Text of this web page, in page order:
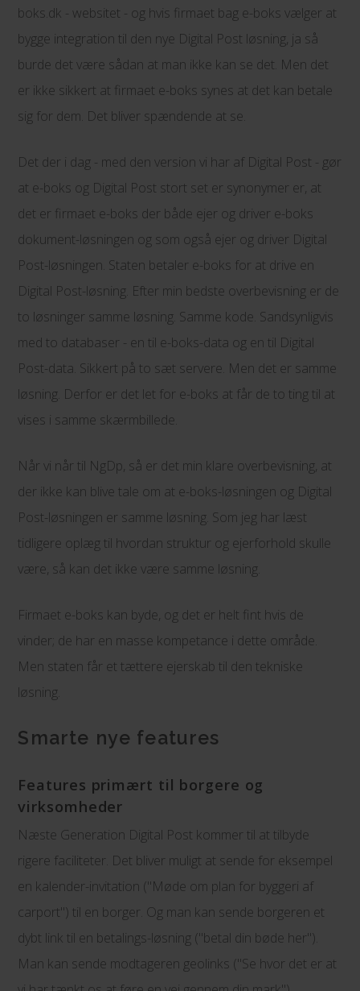
boks.dk - websitet - og hvis firmaet bag e-boks vælger at
bygge integration til den nye Digital Post løsning, ja så
burde det være sådan at man ikke kan se det. Men det
er ikke sikkert at firmaet e-boks synes at det kan betale
sig for dem. Det bliver spændende at se.
Det der i dag - med den version vi har af Digital Post - gør
at e-boks og Digital Post stort set er synonymer er, at
det er firmaet e-boks der både ejer og driver e-boks
dokument-løsningen og som også ejer og driver Digital
Post-løsningen. Staten betaler e-boks for at drive en
Digital Post-løsning. Efter min bedste overbevisning er de
to løsninger samme løsning. Samme kode. Sandsynligvis
med to databaser - en til e-boks-data og en til Digital
Post-data. Sikkert på to sæt servere. Men det er samme
løsning. Derfor er det let for e-boks at får de to ting til at
vises i samme skærmbillede.
Når vi når til NgDp, så er det min klare overbevisning, at
der ikke kan blive tale om at e-boks-løsningen og Digital
Post-løsningen er samme løsning. Som jeg har læst
tidligere oplæg til hvordan struktur og ejerforhold skulle
være, så kan det ikke være samme løsning.
Firmaet e-boks kan byde, og det er helt fint hvis de
vinder; de har en masse kompetance i dette område.
Men staten får et tættere ejerskab til den tekniske
løsning.
Smarte nye features
Features primært til borgere og
virksomheder
Næste Generation Digital Post kommer til at tilbyde
rigere faciliteter. Det bliver muligt at sende for eksempel
en kalender-invitation ("Møde om plan for byggeri af
carport") til en borger. Og man kan sende borgeren et
dybt link til en betalings-løsning ("betal din bøde her").
Man kan sende modtageren geolinks ("Se hvor det er at